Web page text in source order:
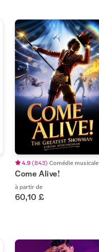
4.9(843) Comédie musicale
Come Alive!
à partir de
60,10 £